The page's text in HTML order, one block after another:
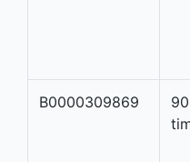
B0000309869